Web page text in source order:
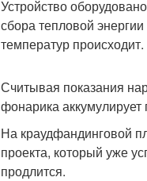
Устройство
сбора тепловой
температур происходит.
Считывая показания
фонарика аккумулирует
На краудфандинговой
проекта, который уже
продлится.